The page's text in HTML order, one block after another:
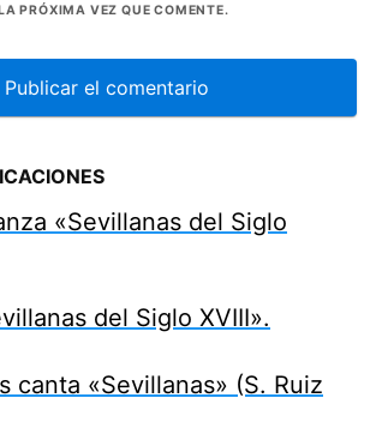
PRÓXIMA VEZ QUE COMENTE.
«Sevillanas del Siglo
del Siglo XVIII».
canta «Sevillanas» (S. Ruiz